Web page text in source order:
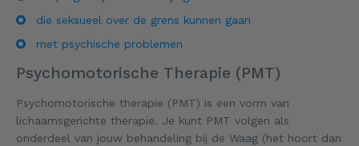
die seksueel over de grens kunnen gaan
met psychische problemen
Psychomotorische Therapie (PMT)
Psychomotorische therapie (PMT) is een vorm van
lichaamsgerichte therapie. Je kunt PMT volgen als
onderdeel van jouw behandeling bij de Waag (het hoort dan